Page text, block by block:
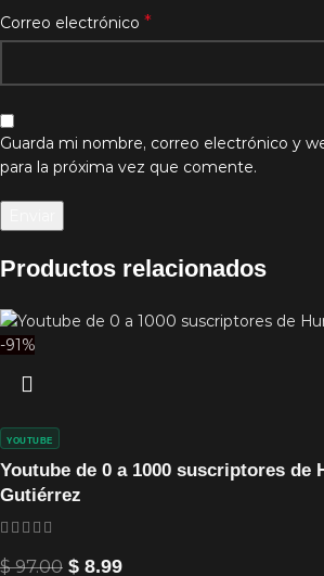
Correo electrónico *
Guarda mi nombre, correo electrónico y
para la próxima vez que comente.
Productos relacionados
-91%
Youtube de 0 a 1000 suscriptores de
Gutiérrez
YOUTUBE
$97.00 $ 8.99